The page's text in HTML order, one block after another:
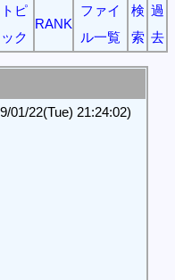
トピ
ック
RANK
ファイ
ル一覧
検
索
過
去
01/22(Tue) 21:24:02)